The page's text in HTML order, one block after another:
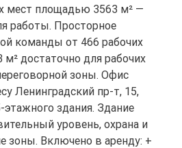
мест площадью 3563 м² —
работы. Просторное
команды от 466 рабочих
достаточно для рабочих
зоны. Офис
Ленинградский пр-т, 15,
этажного здания. Здание
уровень, охрана и
зоны. Включено в аренду: +